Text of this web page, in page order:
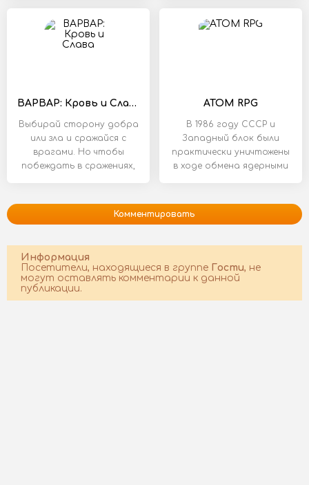
ВАРВАР: Кровь и Слава
Выбирай сторону добра
или зла и сражайся с
врагами. Но чтобы
побеждать в сражениях,
ATOM RPG
В 1986 году СССР и
Западный блок были
практически уничтожены
в ходе обмена ядерными
Комментировать
Информация
Посетители, находящиеся в группе Гости, не
могут оставлять комментарии к данной
публикации.